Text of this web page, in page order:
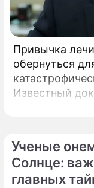
Привычка
обернуться
Известный
миллионов
перечеркнул
Ученые
Солнце:
главных